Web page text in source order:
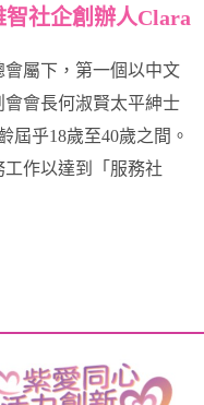
智社企創辦人Clara
屬下，第一個以中文
會長何淑賢太平紳士
屆乎18歲至40歲之間。
作以達到「服務社